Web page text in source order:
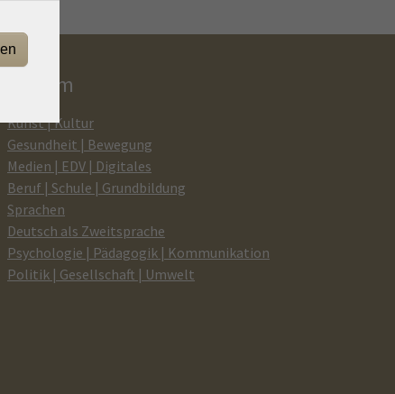
Kunst | Kultur
Gesundheit | Bewegung
Medien | EDV | Digitales
Beruf | Schule | Grundbildung
Sprachen
Deutsch als Zweitsprache
Psychologie | Pädagogik | Kommunikation
Politik | Gesellschaft | Umwelt